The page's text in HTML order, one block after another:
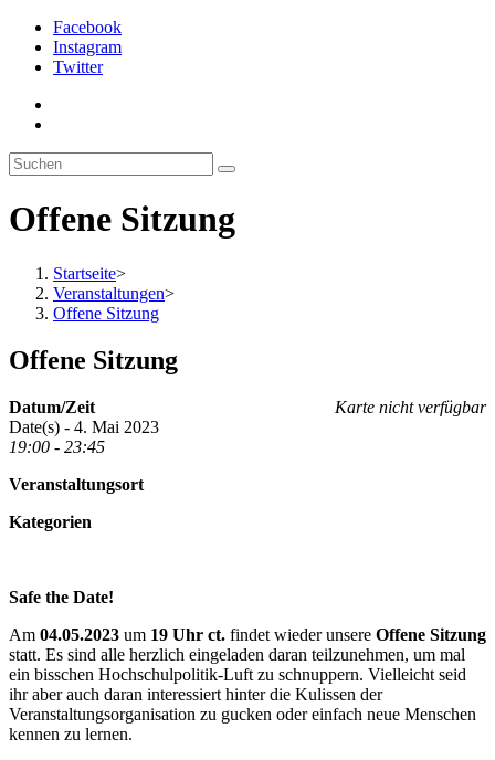
Facebook
Instagram
Twitter
Offene Sitzung
Startseite>
Veranstaltungen>
Offene Sitzung
Offene Sitzung
Karte nicht verfügbar
Datum/Zeit
Date(s) - 4. Mai 2023
19:00 - 23:45
Veranstaltungsort
Kategorien
Safe the Date!
Am 04.05.2023 um 19 Uhr ct. findet wieder unsere Offene Sitzung
statt. Es sind alle herzlich eingeladen daran teilzunehmen, um mal
ein bisschen Hochschulpolitik-Luft zu schnuppern. Vielleicht seid
ihr aber auch daran interessiert hinter die Kulissen der
Veranstaltungsorganisation zu gucken oder einfach neue Menschen
kennen zu lernen.